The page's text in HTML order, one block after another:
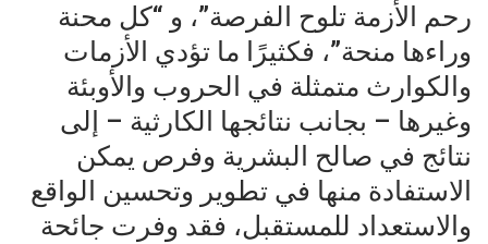
رحم الأزمة تلوح الفرصة”، و “كل محنة
وراءها منحة”، فكثيرًا ما تؤدي الأزمات
والكوارث متمثلة في الحروب والأوبئة
وغيرها – بجانب نتائجها الكارثية – إلى
نتائج في صالح البشرية وفرص يمكن
الاستفادة منها في تطوير وتحسين الواقع
والاستعداد للمستقبل، فقد وفرت جائحة